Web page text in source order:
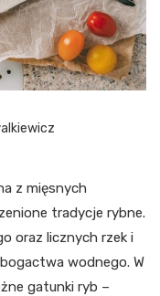
z mięsnych
tradycje rybne.
oraz licznych rzek i
wodnego. W
gatunki ryb –